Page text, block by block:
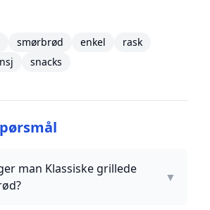
smørbrød enkel
rask
snacks
man Klassiske grillede
▼